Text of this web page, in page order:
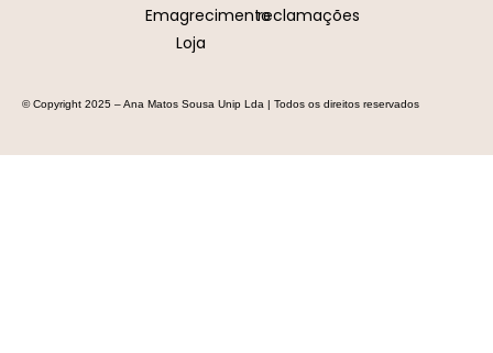
Emagrecimento
Loja
reclamações
© Copyright 2025 – Ana Matos Sousa Unip Lda | Todos os direitos reservados